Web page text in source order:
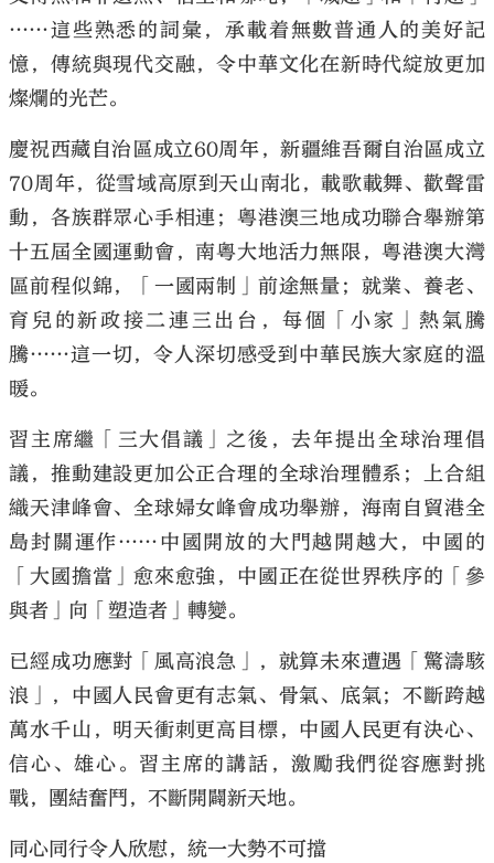
……這些熟悉的詞彙，承載着無數普通人的美好記
憶，傳統與現代交融，令中華文化在新時代綻放更加
燦爛的光芒。
慶祝西藏自治區成立60周年，新疆維吾爾自治區成立
70周年，從雪域高原到天山南北，載歌載舞、歡聲雷
動，各族群眾心手相連；粵港澳三地成功聯合舉辦第
十五屆全國運動會，南粵大地活力無限，粵港澳大灣
區前程似錦，「一國兩制」前途無量；就業、養老、
育兒的新政接二連三出台，每個「小家」熱氣騰
騰……這一切，令人深切感受到中華民族大家庭的溫
暖。
習主席繼「三大倡議」之後，去年提出全球治理倡
議，推動建設更加公正合理的全球治理體系；上合組
織天津峰會、全球婦女峰會成功舉辦，海南自貿港全
島封關運作……中國開放的大門越開越大，中國的
「大國擔當」愈來愈強，中國正在從世界秩序的「參
與者」向「塑造者」轉變。
已經成功應對「風高浪急」，就算未來遭遇「驚濤駭
浪」，中國人民會更有志氣、骨氣、底氣；不斷跨越
萬水千山，明天衝刺更高目標，中國人民更有決心、
信心、雄心。習主席的講話，激勵我們從容應對挑
戰，團結奮鬥，不斷開闢新天地。
同心同行令人欣慰，統一大勢不可擋